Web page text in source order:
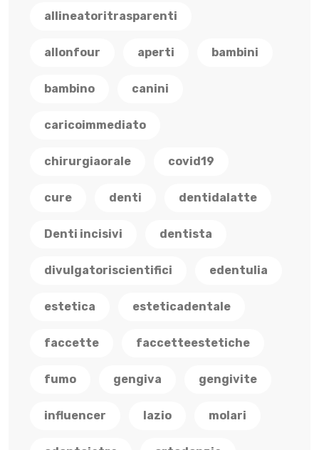
allineatoritrasparenti
allonfour aperti bambini
bambino canini
caricoimmediato
chirurgiaorale covid19
cure denti dentidalatte
Denti incisivi dentista
divulgatoriscientifici edentulia
estetica esteticadentale
faccette faccetteestetiche
fumo gengiva gengivite
influencer lazio molari